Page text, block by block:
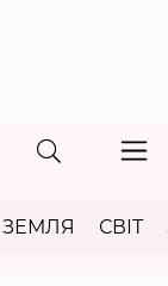
ЗЕМЛЯ СВІТ